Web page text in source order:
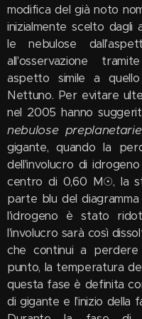
modifica del già noto
inizialmente scelto
le nebulose
all'osservazione
aspetto simile a
Nettuno. Per evitare
nel 2005 hanno
nebulose preplanetarie
gigante, quando la
dell'involucro di
centro di 0,60 M☉, la
parte blu del
l'idrogeno è stato
l'involucro sarà così
che continui a
punto, la temperatura
questa fase è definita
di gigante e l'inizio della